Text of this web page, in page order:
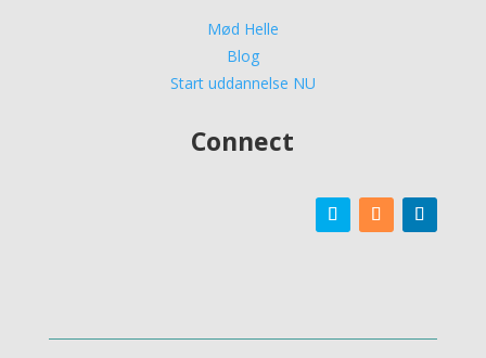
Mød Helle
Blog
Start uddannelse NU
Connect